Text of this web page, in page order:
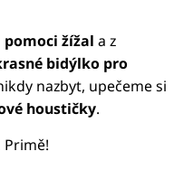
žížal a z
bidýlko pro
nazbyt, upečeme si
houstičky.
Primě!